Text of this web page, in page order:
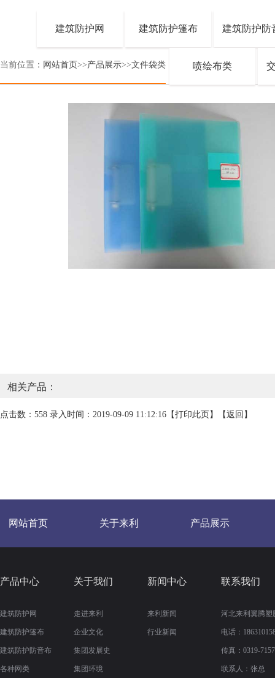
建筑防护网 建筑防护篷布 建筑防护防
喷绘布类
当前位置： 网站首页>>产品展示>>文件袋类
相关产品：
点击数：558 录入时间：2019-09-09 11:12:16【打印此页 】【返回 】
网站首页 关于来利 产品展示
产品中心
建筑防护网
建筑防护篷布
建筑防护防音布
各种网类
关于我们
走进来利
企业文化
集团发展史
集团环境
新闻中心
来利新闻
行业新闻
联系我们
河北来利翼腾塑
电话：
传真： 0319-
联系人：张总